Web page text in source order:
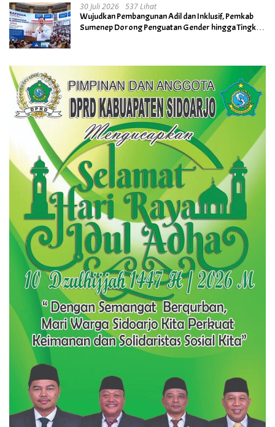
30 Juli 2026 537 Lihat
Wujudkan Pembangunan Adil dan Inklusif, Pemkab
Sumenep Dorong Penguatan Gender hingga Tingkat